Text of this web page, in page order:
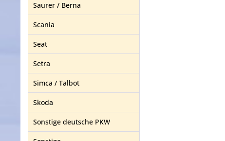
Saurer / Berna
Scania
Seat
Setra
Simca / Talbot
Skoda
Sonstige deutsche PKW